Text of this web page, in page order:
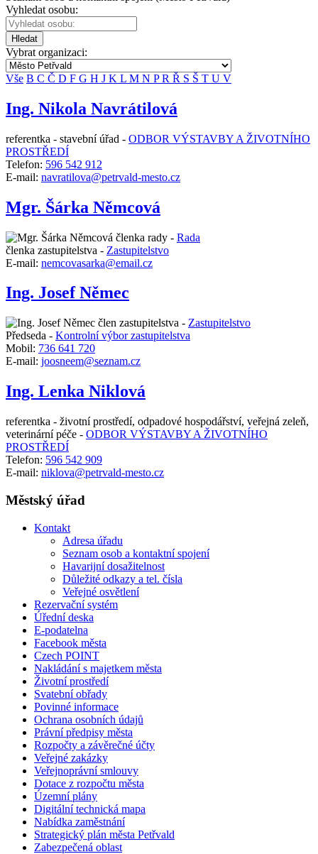
Vyhledat osobu:
Hledat
Vybrat organizaci:
Vše B C Č D F G H J K L M N PR Ř S Š T U V
Ing. Nikola Navrátilová
referentka - stavební úřad - ODBOR VÝSTAVBY A ŽIVOTNÍHO
PROSTŘEDÍ
Telefon: 596 542 912
E-mail: navratilova@petrvald-mesto.cz
Mgr. Šárka Němcová
členka rady - Rada
členka zastupitelstva - Zastupitelstvo
E-mail: nemcovasarka@email.cz
Ing. Josef Němec
člen zastupitelstva - Zastupitelstvo
Předseda - Kontrolní výbor zastupitelstva
Mobil: 736 641 720
E-mail: joosneem@seznam.cz
Ing. Lenka Niklová
referentka - životní prostředí, odpadové hospodářství, veřejná zeleň,
veterinární péče - ODBOR VÝSTAVBY A ŽIVOTNÍHO
PROSTŘEDÍ
Telefon: 596 542 909
E-mail: niklova@petrvald-mesto.cz
Městský úřad
Kontakt
Adresa úřadu
Seznam osob a kontaktní spojení
Havarijní dosažitelnost
Důležité odkazy a tel. čísla
Veřejné osvětlení
Rezervační systém
Úřední deska
E-podatelna
Facebook města
Czech POINT
Nakládání s majetkem města
Životní prostředí
Svatební obřady
Povinné informace
Ochrana osobních údajů
Právní předpisy města
Rozpočty a závěrečné účty
Veřejné zakázky
Veřejnoprávní smlouvy
Dotace z rozpočtu města
Územní plány
Digitální technická mapa
Nabídka zaměstnání
Strategický plán města Petřvald
Zabezpečená oblast